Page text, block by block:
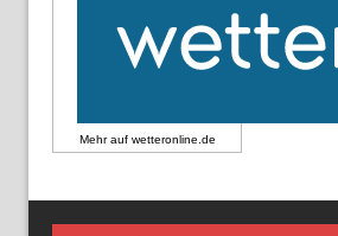
Mehr auf wetteronline.de